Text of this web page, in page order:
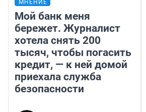
МНЕНИЕ
Мой банк меня
бережет. Журналист
хотела снять 200
тысяч, чтобы погасить
кредит, — к ней домой
приехала служба
безопасности